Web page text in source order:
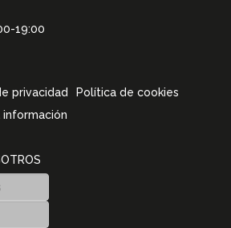
19:00
privacidad
Política de cookies